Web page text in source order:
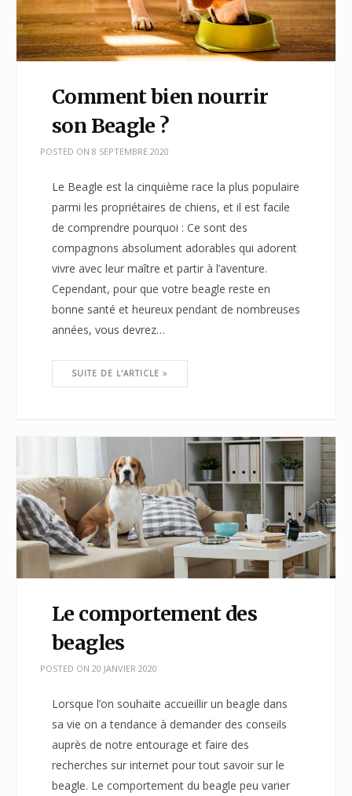
Comment bien nourrir
son Beagle ?
POSTED ON 8 SEPTEMBRE 2020
Le Beagle est la cinquième race la plus populaire
parmi les propriétaires de chiens, et il est facile
de comprendre pourquoi : Ce sont des
compagnons absolument adorables qui adorent
vivre avec leur maître et partir à l’aventure.
Cependant, pour que votre beagle reste en
bonne santé et heureux pendant de nombreuses
années, vous devrez…
SUITE DE L'ARTICLE
Le comportement des
beagles
POSTED ON 20 JANVIER 2020
Lorsque l’on souhaite accueillir un beagle dans
sa vie on a tendance à demander des conseils
auprès de notre entourage et faire des
recherches sur internet pour tout savoir sur le
beagle. Le comportement du beagle peu varier